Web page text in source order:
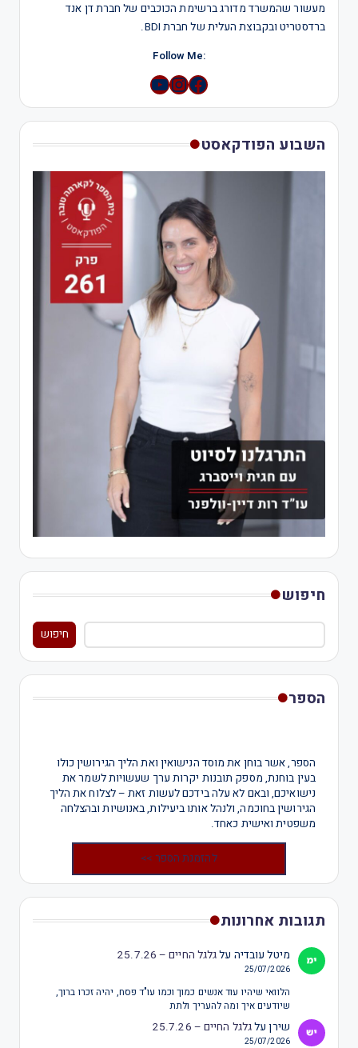
מעשור שהמשרד מדורג ברשימת הכוכבים של חברת דן אנד
ברדסטריט ובקבוצת העלית של חברת BDI.
:Follow Me
Instagram
YouTube
השבוע הפודקאסט
חיפוש
חיפוש
הספר
הספר, אשר בוחן את מוסד הנישואין ואת הליך הגירושין כולו
בעין בוחנת, מספק תובנות יקרות ערך שעשויות לשמר את
נישואיכם, ובאם לא עלה בידכם לעשות זאת – לצלוח את הליך
הגירושין בחוכמה, ולנהל אותו ביעילות, באנושיות ובהצלחה
משפטית ואישית כאחד.
להזמנת הספר >>
תגובות אחרונות
מיטל עובדיה עלגלגל החיים – 25.7.26
25/07/2026
הלוואי שיהיו עוד אנשים כמוך וכמו עו"ד פסח, יהיה זכרו ברוך,
שיודעים איך ומה להעריך ולתת
שירןעלגלגל החיים – 25.7.26
25/07/2026